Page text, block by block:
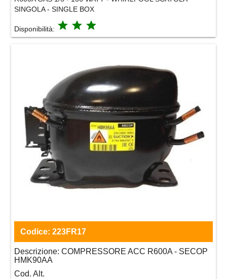
SINGOLA - SINGLE BOX
Disponibilità: grade grade grade
Codice: 223FR17
Descrizione: COMPRESSORE ACC R600A - SECOP
HMK90AA
Cod. Alt.